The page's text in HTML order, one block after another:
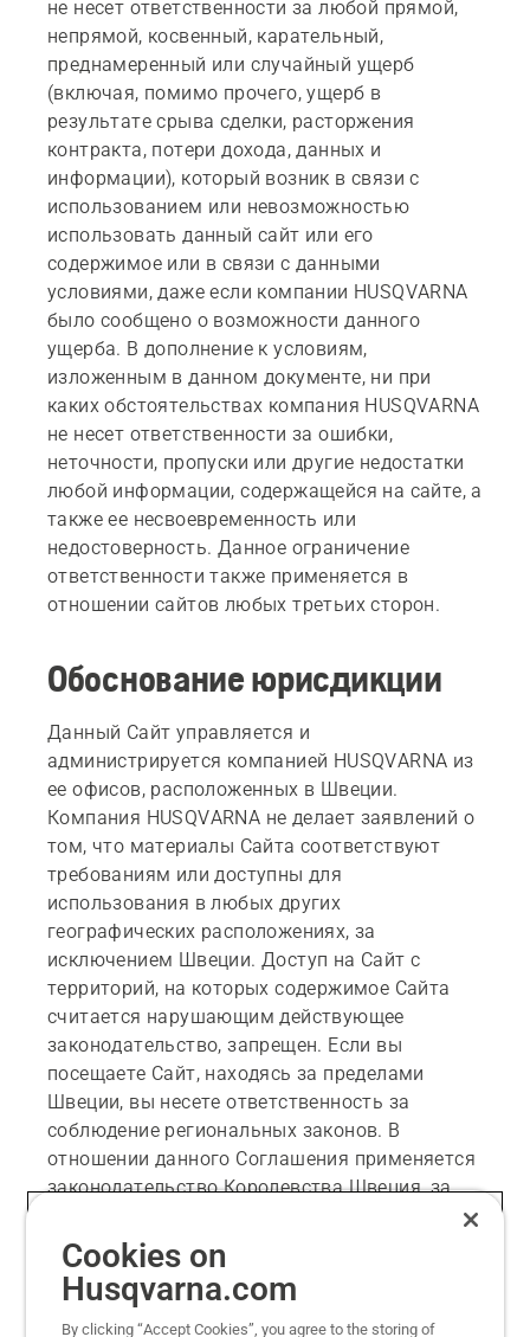
не несет ответственности за любой прямой,
непрямой, косвенный, карательный,
преднамеренный или случайный ущерб
(включая, помимо прочего, ущерб в
результате срыва сделки, расторжения
контракта, потери дохода, данных и
информации), который возник в связи с
использованием или невозможностью
использовать данный сайт или его
содержимое или в связи с данными
условиями, даже если компании HUSQVARNA
было сообщено о возможности данного
ущерба. В дополнение к условиям,
изложенным в данном документе, ни при
каких обстоятельствах компания HUSQVARNA
не несет ответственности за ошибки,
неточности, пропуски или другие недостатки
любой информации, содержащейся на сайте, а
также ее несвоевременность или
недостоверность. Данное ограничение
ответственности также применяется в
отношении сайтов любых третьих сторон.
Обоснование юрисдикции
Данный Сайт управляется и
администрируется компанией HUSQVARNA из
ее офисов, расположенных в Швеции.
Компания HUSQVARNA не делает заявлений о
том, что материалы Сайта соответствуют
требованиям или доступны для
использования в любых других
географических расположениях, за
исключением Швеции. Доступ на Сайт с
территорий, на которых содержимое Сайта
считается нарушающим действующее
законодательство, запрещен. Если вы
посещаете Сайт, находясь за пределами
Швеции, вы несете ответственность за
соблюдение региональных законов. В
отношении данного Соглашения применяется
законодательство Королевства Швеция, за
Соглашения по закону исключают другие.
Окружной суд Стокгольма является
исключительной юрисдикцией в случае
первичного возникновения спора в связи с
Cookies on
Husqvarna.com
By clicking “Accept Cookies”, you agree to the storing of